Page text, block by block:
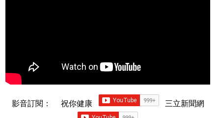
影音訂閱： 祝你健康 三立新聞網